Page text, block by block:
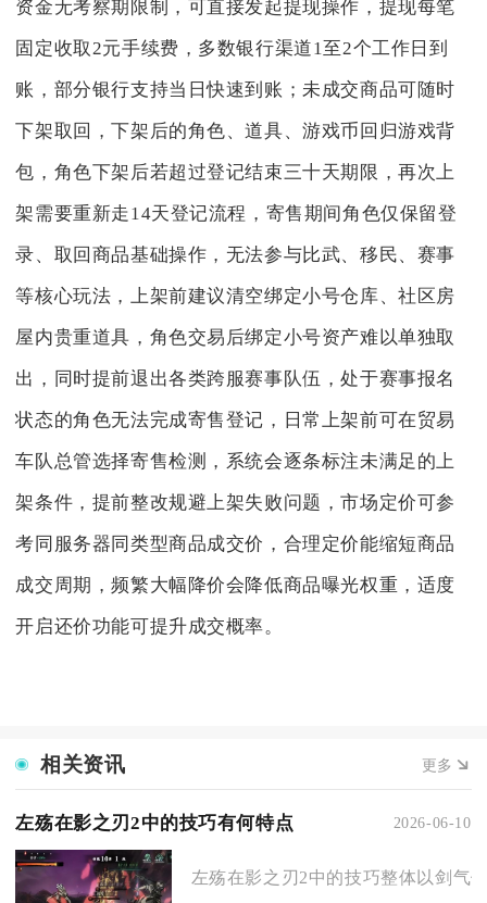
资金无考察期限制，可直接发起提现操作，提现每笔
固定收取2元手续费，多数银行渠道1至2个工作日到
账，部分银行支持当日快速到账；未成交商品可随时
下架取回，下架后的角色、道具、游戏币回归游戏背
包，角色下架后若超过登记结束三十天期限，再次上
架需要重新走14天登记流程，寄售期间角色仅保留登
录、取回商品基础操作，无法参与比武、移民、赛事
等核心玩法，上架前建议清空绑定小号仓库、社区房
屋内贵重道具，角色交易后绑定小号资产难以单独取
出，同时提前退出各类跨服赛事队伍，处于赛事报名
状态的角色无法完成寄售登记，日常上架前可在贸易
车队总管选择寄售检测，系统会逐条标注未满足的上
架条件，提前整改规避上架失败问题，市场定价可参
考同服务器同类型商品成交价，合理定价能缩短商品
成交周期，频繁大幅降价会降低商品曝光权重，适度
开启还价功能可提升成交概率。
相关资讯 更多
左殇在影之刃2中的技巧有何特点 2026-06-10
左殇在影之刃2中的技巧整体以剑气